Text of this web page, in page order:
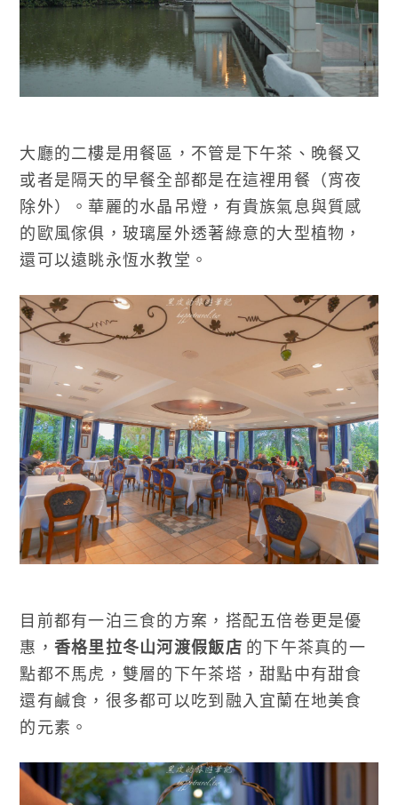
大廳的二樓是用餐區，不管是下午茶、晚餐又
或者是隔天的早餐全部都是在這裡用餐（宵夜
除外）。華麗的水晶吊燈，有貴族氣息與質感
的歐風傢俱，玻璃屋外透著綠意的大型植物，
還可以遠眺永恆水教堂。
目前都有一泊三食的方案，搭配五倍卷更是優
惠， 香格里拉冬山河渡假飯店 的下午茶真的一
點都不馬虎，雙層的下午茶塔，甜點中有甜食
還有鹹食，很多都可以吃到融入宜蘭在地美食
的元素。